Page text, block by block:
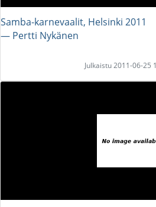
Samba-karnevaalit, Helsinki 2011
― Pertti Nykänen
Julkaistu 2011-06-25